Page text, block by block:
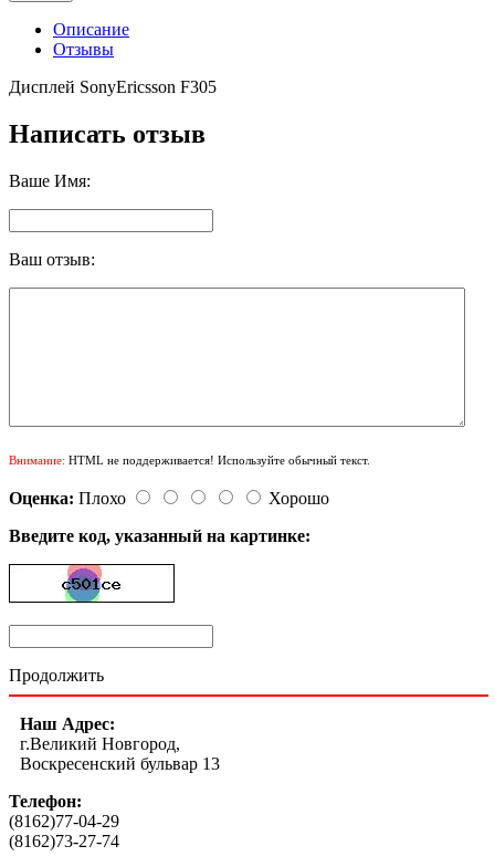
Описание
Отзывы
Дисплей SonyEricsson F305
Написать отзыв
Ваше Имя:
Ваш отзыв:
Внимание: HTML не поддерживается! Используйте обычный текст.
Оценка: Плохо
Хорошо
Введите код, указанный на картинке:
Продолжить
Наш Адрес:
г.Великий Новгород,
Воскресенский бульвар 13
Телефон:
(8162)77-04-29
(8162)73-27-74